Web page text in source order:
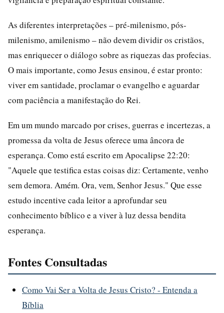
As diferentes interpretações – pré-milenismo, pós-
milenismo, amilenismo – não devem dividir os cristãos,
mas enriquecer o diálogo sobre as riquezas das profecias.
O mais importante, como Jesus ensinou, é estar pronto:
viver em santidade, proclamar o evangelho e aguardar
com paciência a manifestação do Rei.
Em um mundo marcado por crises, guerras e incertezas, a
promessa da volta de Jesus oferece uma âncora de
esperança. Como está escrito em Apocalipse 22:20:
"Aquele que testifica estas coisas diz: Certamente, venho
sem demora. Amém. Ora, vem, Senhor Jesus." Que esse
estudo incentive cada leitor a aprofundar seu
conhecimento bíblico e a viver à luz dessa bendita
esperança.
Fontes Consultadas
Como Vai Ser a Volta de Jesus Cristo? - Entenda a
Bíblia